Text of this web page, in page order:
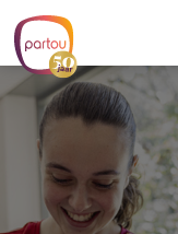
Skip to content